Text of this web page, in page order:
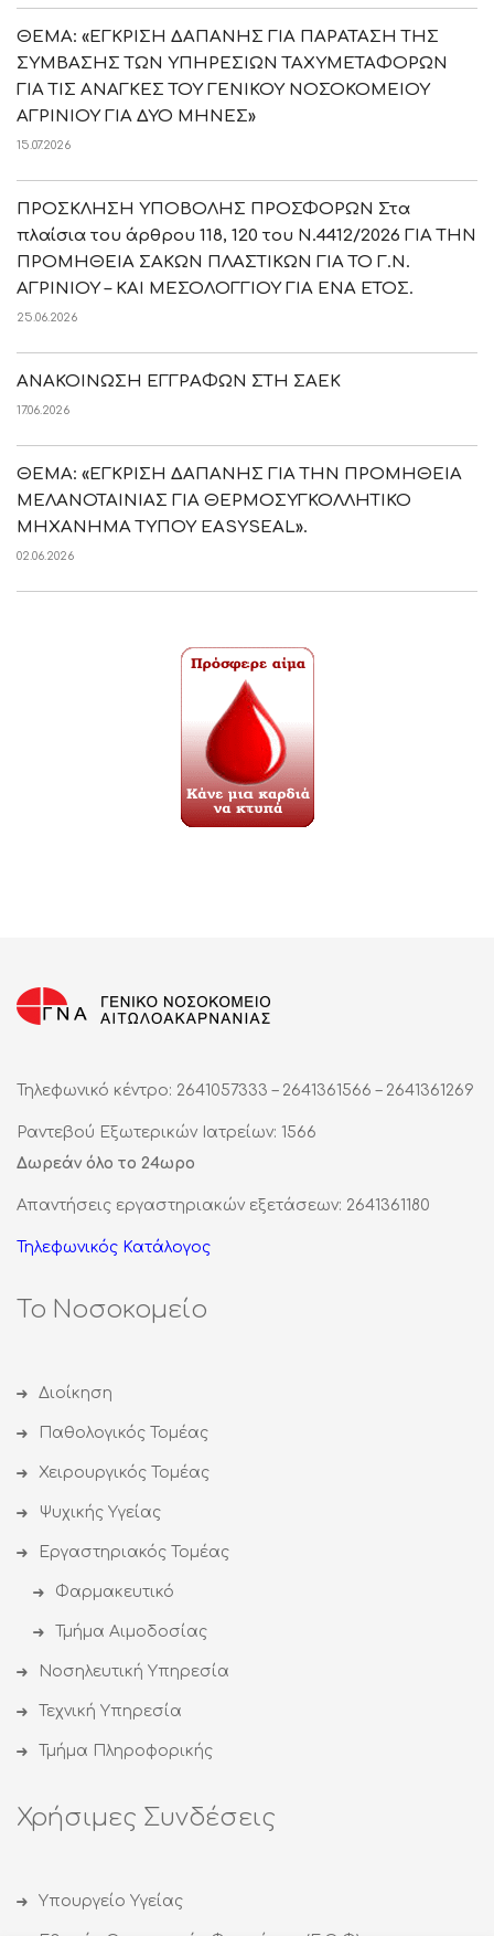
ΘΕΜΑ: «ΕΓΚΡΙΣΗ ΔΑΠΑΝΗΣ ΓΙΑ ΠΑΡΑΤΑΣΗ ΤΗΣ
ΣΥΜΒΑΣΗΣ ΤΩΝ ΥΠΗΡΕΣΙΩΝ ΤΑΧΥΜΕΤΑΦΟΡΩΝ
ΓΙΑ ΤΙΣ ΑΝΑΓΚΕΣ ΤΟΥ ΓΕΝΙΚΟΥ ΝΟΣΟΚΟΜΕΙΟΥ
ΑΓΡΙΝΙΟΥ ΓΙΑ ΔΥΟ ΜΗΝΕΣ»
15.07.2026
ΠΡΟΣΚΛΗΣΗ ΥΠΟΒΟΛΗΣ ΠΡΟΣΦΟΡΩΝ Στα
πλαίσια του άρθρου 118, 120 του Ν.4412/2026 ΓΙΑ ΤΗΝ
ΠΡΟΜΗΘΕΙΑ ΣΑΚΩΝ ΠΛΑΣΤΙΚΩΝ ΓΙΑ ΤΟ Γ.Ν.
ΑΓΡΙΝΙΟΥ – ΚΑΙ ΜΕΣΟΛΟΓΓΙΟΥ ΓΙΑ ΕΝΑ ΕΤΟΣ.
25.06.2026
ΑΝΑΚΟΙΝΩΣΗ ΕΓΓΡΑΦΩΝ ΣΤΗ ΣΑΕΚ
17.06.2026
ΘΕΜΑ: «ΕΓΚΡΙΣΗ ΔΑΠΑΝΗΣ ΓΙΑ ΤΗΝ ΠΡΟΜΗΘΕΙΑ
ΜΕΛΑΝΟΤΑΙΝΙΑΣ ΓΙΑ ΘΕΡΜΟΣΥΓΚΟΛΛΗΤΙΚΟ
ΜΗΧΑΝΗΜΑ ΤΥΠΟΥ EASYSEAL».
02.06.2026
Τηλεφωνικό κέντρο: 2641057333 – 2641361566 – 2641361269
Ραντεβού Εξωτερικών Ιατρείων: 1566
Δωρεάν όλο το 24ωρο
Απαντήσεις εργαστηριακών εξετάσεων: 2641361180
Τηλεφωνικός Κατάλογος
Το Νοσοκομείο
Διοίκηση
Παθολογικός Τομέας
Χειρουργικός Τομέας
Ψυχικής Υγείας
Εργαστηριακός Τομέας
Φαρμακευτικό
Τμήμα Αιμοδοσίας
Νοσηλευτική Υπηρεσία
Τεχνική Υπηρεσία
Τμήμα Πληροφορικής
Χρήσιμες Συνδέσεις
Υπουργείο Υγείας